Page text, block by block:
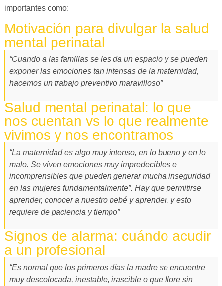
importantes como:
Motivación para divulgar la salud
mental perinatal
“Cuando a las familias se les da un espacio y se pueden
exponer las emociones tan intensas de la maternidad,
hacemos un trabajo preventivo maravilloso”
Salud mental perinatal: lo que
nos cuentan vs lo que realmente
vivimos y nos encontramos
“La maternidad es algo muy intenso, en lo bueno y en lo
malo. Se viven emociones muy impredecibles e
incomprensibles que pueden generar mucha inseguridad
en las mujeres fundamentalmente”. Hay que permitirse
aprender, conocer a nuestro bebé y aprender, y esto
requiere de paciencia y tiempo”
Signos de alarma: cuándo acudir
a un profesional
“Es normal que los primeros días la madre se encuentre
muy descolocada, inestable, irascible o que llore sin